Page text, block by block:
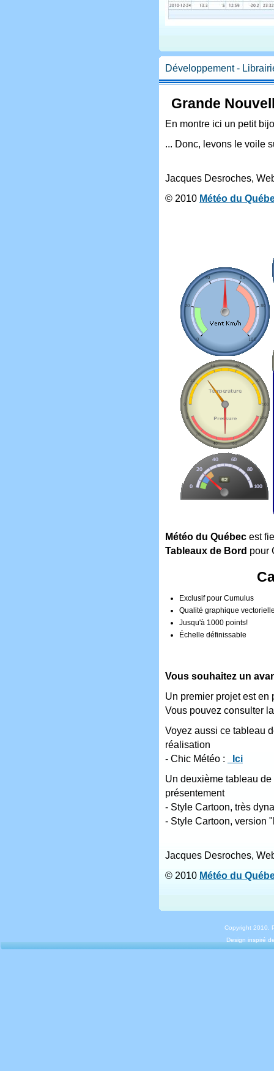
Développement -
Grande
En montre ici un petit
... Donc, levons le voile
Jacques Desroches,
© 2010 Météo du
Météo du Québec est
Tableaux de Bord pour
Exclusif pour Cumulus
Qualité graphique
Jusqu'à 1000 points!
Échelle définissable
Vous souhaitez un
Un premier projet est
Vous pouvez consulter
Voyez aussi ce tableau
réalisation
- Chic Météo :
Ici
Un deuxième tableau
présentement
- Style Cartoon, très
- Style Cartoon, version
Jacques Desroches,
© 2010 Météo du
Copyright 2010.
Design inspiré